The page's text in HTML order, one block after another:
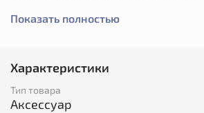
Соглашения». Красочные
для любого ведущего Starfinder.
В набор входит 230 фишек
крупных существ и даже
Показать полностью
Характеристики
Тип товара
Аксессуар